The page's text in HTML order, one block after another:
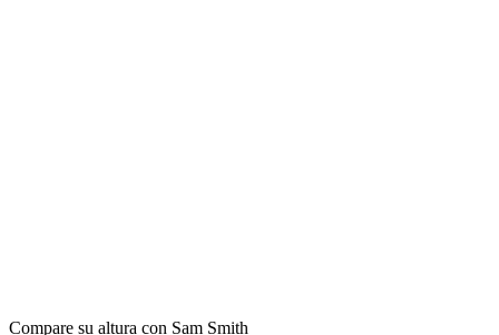
Compare su altura con Sam Smith